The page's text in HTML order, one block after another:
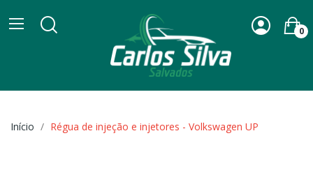
0
Início Régua de injeção e injetores - Volkswagen UP